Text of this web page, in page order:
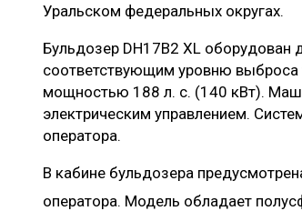
Уральском федеральных округах.
Бульдозер DH17В2 XL оборудован
соответствующим уровню выброса
мощностью 188 л. с. (140 кВт).
электрическим управлением.
оператора.
В кабине бульдозера
оператора. Модель обладает